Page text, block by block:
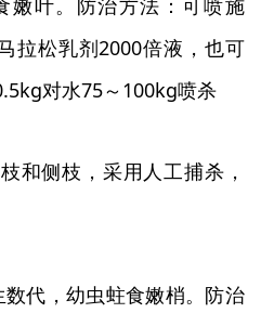
嫩叶。防治方法：可喷施
拉松乳剂2000倍液，也可
对水75～100kg喷杀
和侧枝，采用人工捕杀，
代，幼虫蛀食嫩梢。防治